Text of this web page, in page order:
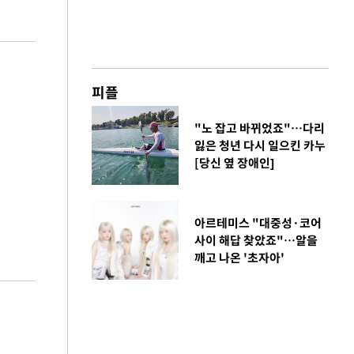
피플
"노 잡고 바뀌었죠"…다리
잃은 청년 다시 일으킨 카누
[당신 옆 장애인]
아르테미스 "대중성·코어
사이 해답 찾았죠"…알을
깨고 나온 '초자아'